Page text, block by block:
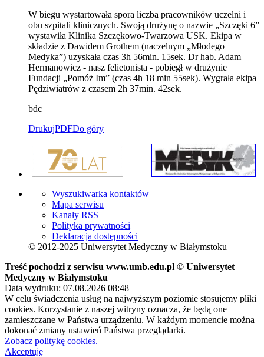
W biegu wystartowała spora liczba pracowników uczelni i
obu szpitali klinicznych. Swoją drużynę o nazwie „Szczęki 6”
wystawiła Klinika Szczękowo-Twarzowa USK. Ekipa w
składzie z Dawidem Grothem (naczelnym „Młodego
Medyka”) uzyskała czas 3h 56min. 15sek. Dr hab. Adam
Hermanowicz - nasz felietonista - pobiegł w drużynie
Fundacji „Pomóż Im” (czas 4h 18 min 55sek). Wygrała ekipa
Pędziwiatrów z czasem 2h 37min. 42sek.
bdc
DrukujPDFDo góry
Wyszukiwarka kontaktów
Mapa serwisu
Kanały RSS
Polityka prywatności
Deklaracja dostępności
© 2012-2025 Uniwersytet Medyczny w Białymstoku
Treść pochodzi z serwisu www.umb.edu.pl © Uniwersytet
Medyczny w Białymstoku
Data wydruku: 07.08.2026 08:48
W celu świadczenia usług na najwyższym poziomie stosujemy pliki
cookies. Korzystanie z naszej witryny oznacza, że będą one
zamieszczane w Państwa urządzeniu. W każdym momencie można
dokonać zmiany ustawień Państwa przeglądarki.
Zobacz politykę cookies.
Akceptuję